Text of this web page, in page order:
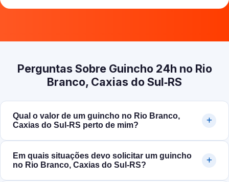
Perguntas Sobre Guincho 24h no Rio
Branco, Caxias do Sul‑RS
Qual o valor de um guincho no Rio Branco,
Caxias do Sul‑RS perto de mim?
Em quais situações devo solicitar um guincho
no Rio Branco, Caxias do Sul‑RS?